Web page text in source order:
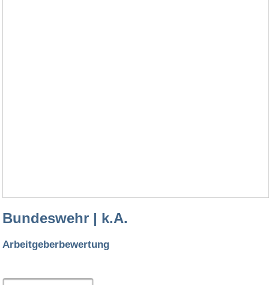
Bundeswehr | k.A.
Arbeitgeberbewertung